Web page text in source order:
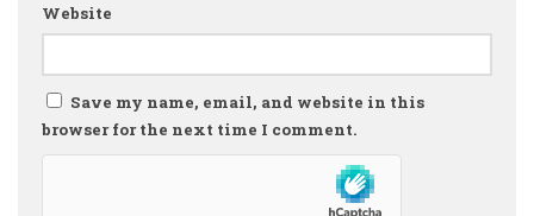
Website
Save my name, email, and website in this
browser for the next time I comment.